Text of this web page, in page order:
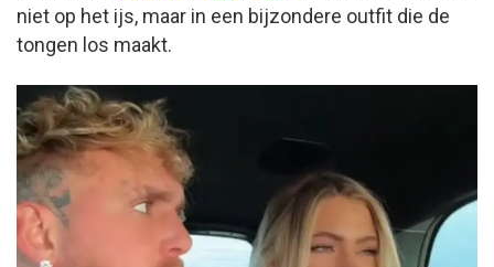
niet op het ijs, maar in een bijzondere outfit die de
tongen los maakt.